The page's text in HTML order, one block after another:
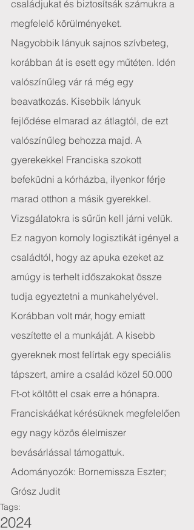
családjukat és biztosítsák számukra a
megfelelő körülményeket.
Nagyobbik lányuk sajnos szívbeteg,
korábban át is esett egy műtéten. Idén
valószínűleg vár rá még egy
beavatkozás. Kisebbik lányuk
fejlődése elmarad az átlagtól, de ezt
valószínűleg behozza majd. A
gyerekekkel Franciska szokott
befeküdni a kórházba, ilyenkor férje
marad otthon a másik gyerekkel.
Vizsgálatokra is sűrűn kell járni velük.
Ez nagyon komoly logisztikát igényel a
családtól, hogy az apuka ezeket az
amúgy is terhelt időszakokat össze
tudja egyeztetni a munkahelyével.
Korábban volt már, hogy emiatt
veszítette el a munkáját. A kisebb
gyereknek most felírtak egy speciális
tápszert, amire a család közel 50.000
Ft-ot költött el csak erre a hónapra.
Franciskáékat kérésüknek megfelelően
egy nagy közös élelmiszer
bevásárlással támogattuk.
Adományozók: Bornemissza Eszter;
Grósz Judit
Tags:
2024